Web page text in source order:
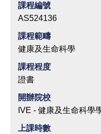
課程編號
AS524136
課程範疇
健康及生命科學
課程程度
證書
開辦院校
IVE - 健康及生命科學
上課時數